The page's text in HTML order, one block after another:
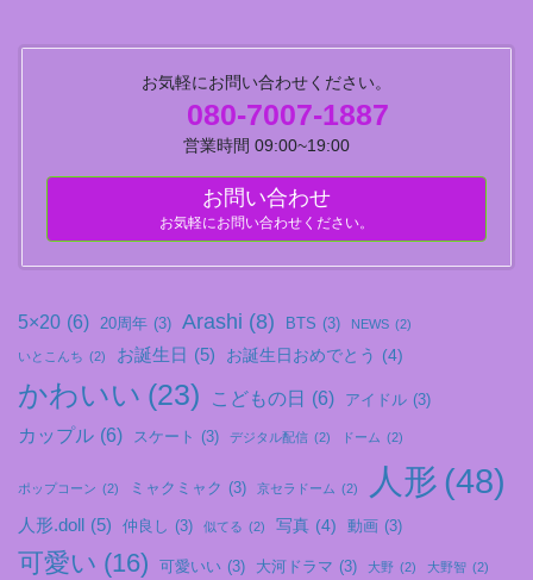
お気軽にお問い合わせください。
080-7007-1887
営業時間 09:00~19:00
お問い合わせ
お気軽にお問い合わせください。
5×20 (6) 20周年 (3) Arashi (8) BTS (3) NEWS (2)
いとこんち (2) お誕生日 (5) お誕生日おめでとう (4)
かわいい (23) こどもの日 (6) アイドル (3)
カップル (6) スケート (3) デジタル配信 (2) ドーム (2)
ポップコーン (2) ミャクミャク (3) 京セラドーム (2) 人形 (48)
人形.doll (5) 仲良し (3) 似てる (2) 写真 (4) 動画 (3)
可愛い (16) 可愛いい (3) 大河ドラマ (3) 大野 (2) 大野智 (2)